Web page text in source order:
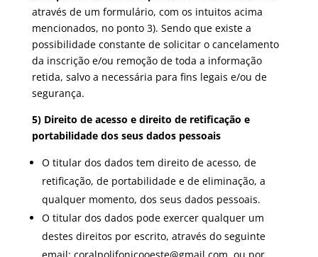
através de um formulário, com os intuitos acima
mencionados, no ponto 3). Sendo que existe a
possibilidade constante de solicitar o cancelamento
da inscrição e/ou remoção de toda a informação
retida, salvo a necessária para fins legais e/ou de
segurança.
5) Direito de acesso e direito de retificação e
portabilidade dos seus dados pessoais
O titular dos dados tem direito de acesso, de
retificação, de portabilidade e de eliminação, a
qualquer momento, dos seus dados pessoais.
O titular dos dados pode exercer qualquer um
destes direitos por escrito, através do seguinte